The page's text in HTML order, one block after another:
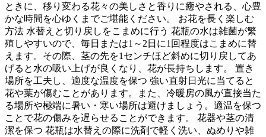
ときに、移り変わる花々の美しさと香りに癒やされる、心豊
かな時間を心ゆくまでご堪能ください。 お花を長く楽しむ
方法 水替えと切り戻しをこまめに行う 花瓶の水は雑菌が繁
殖しやすいので、毎日または1～2日に1回程度はこまめに替
えます。その際、茎の先を1センチほど斜めに切り戻してあ
げると水の吸い上げが良くなり、花が長持ちします。 置き
場所を工夫し、適度な温度を保つ 強い直射日光に当てると
花や葉が傷むことがあります。また、冷暖房の風が直接当た
る場所や極端に暑い・寒い場所は避けましょう。適温を保つ
ことで花の傷みを遅らせることができます。 花器や茎の清
潔を保つ 花瓶は水替えの際に洗剤で軽く洗い、ぬめりや雑